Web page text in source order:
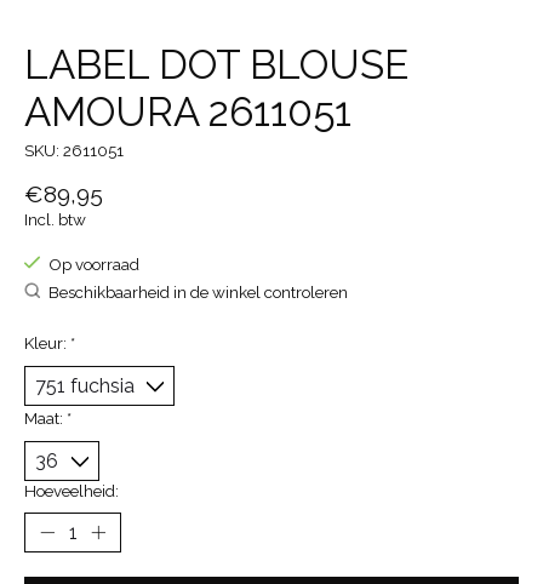
LABEL DOT BLOUSE
AMOURA 2611051
SKU: 2611051
€89,95
Incl. btw
Op voorraad
Beschikbaarheid in de winkel controleren
Kleur: *
Maat: *
Hoeveelheid: